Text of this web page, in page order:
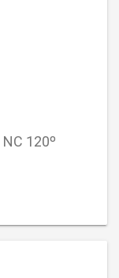
NC 120º